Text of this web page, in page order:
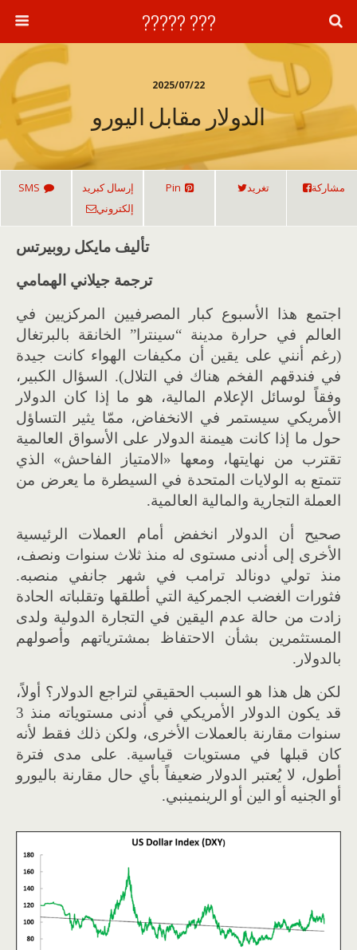
??? ?????
2025/07/22
الدولار مقابل اليورو
مشاركة تغريد Pin
إرسال كبريد
إلكتروني
SMS
تأليف مايكل روبيرتس
ترجمة جيلاني الهمامي
اجتمع هذا الأسبوع كبار المصرفيين المركزيين في
العالم في حرارة مدينة “سينترا” الخانقة بالبرتغال
(رغم أنني على يقين أن مكيفات الهواء كانت جيدة
في فندقهم الفخم هناك في التلال). السؤال الكبير،
وفقاً لوسائل الإعلام المالية، هو ما إذا كان الدولار
الأمريكي سيستمر في الانخفاض، ممّا يثير التساؤل
حول ما إذا كانت هيمنة الدولار على الأسواق العالمية
تقترب من نهايتها، ومعها «الامتياز الفاحش» الذي
تتمتع به الولايات المتحدة في السيطرة ما يعرض من
العملة التجارية والمالية العالمية.
صحيح أن الدولار انخفض أمام العملات الرئيسية
الأخرى إلى أدنى مستوى له منذ ثلاث سنوات ونصف،
منذ تولي دونالد ترامب في شهر جانفي منصبه.
فثورات الغضب الجمركية التي أطلقها وتقلباته الحادة
زادت من حالة عدم اليقين في التجارة الدولية ولدى
المستثمرين بشأن الاحتفاظ بمشترياتهم وأصولهم
بالدولار.
لكن هل هذا هو السبب الحقيقي لتراجع الدولار؟ أولاً،
قد يكون الدولار الأمريكي في أدنى مستوياته منذ 3
سنوات مقارنة بالعملات الأخرى، ولكن ذلك فقط لأنه
كان قبلها في مستويات قياسية. على مدى فترة
أطول، لا يُعتبر الدولار ضعيفاً بأي حال مقارنة باليورو
أو الجنيه أو الين أو الرينمينبي.